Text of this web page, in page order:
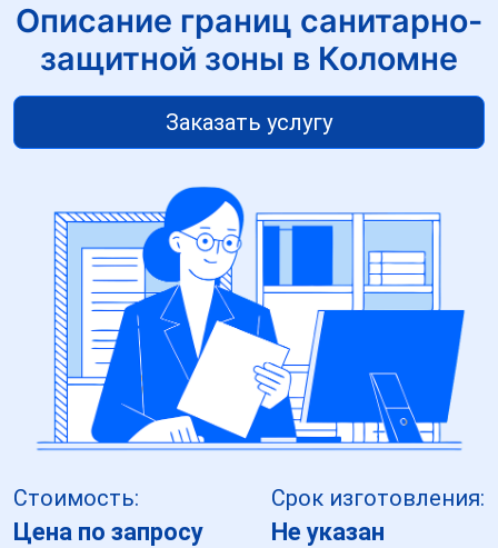
Описание границ санитарно-
защитной зоны в Коломне
Заказать услугу
Стоимость:
Цена по запросу
Срок изготовления:
Не указан